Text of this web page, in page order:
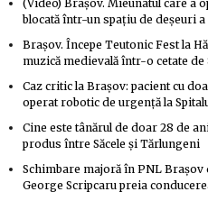
(Video) Brașov. Mieunatul care a
blocată într-un spațiu de deșeuri
Brașov. Începe Teutonic Fest la
muzică medievală într-o cetate
Caz critic la Brașov: pacient cu
operat robotic de urgență la
Cine este tânărul de doar 28 de
produs între Săcele și Tărlungeni
Schimbare majoră în PNL Brașov
George Scripcaru preia